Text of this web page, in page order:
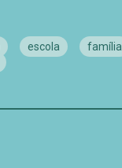
escola família